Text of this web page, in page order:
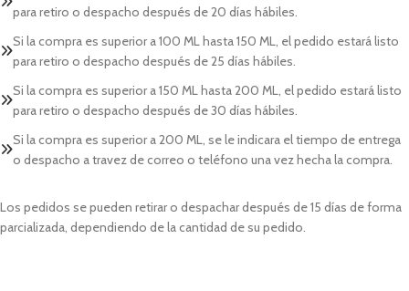
para retiro o despacho después de 20 días hábiles.
Si la compra es superior a 100 ML hasta 150 ML, el pedido estará listo
para retiro o despacho después de 25 días hábiles.
Si la compra es superior a 150 ML hasta 200 ML, el pedido estará listo
para retiro o despacho después de 30 días hábiles.
Si la compra es superior a 200 ML, se le indicara el tiempo de entrega
o despacho a travez de correo o teléfono una vez hecha la compra.
Los pedidos se pueden retirar o despachar después de 15 días de forma
parcializada, dependiendo de la cantidad de su pedido.